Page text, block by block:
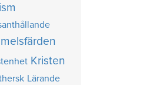
Kristen
Lärande